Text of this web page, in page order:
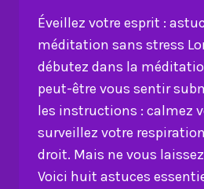
Éveillez votre esprit :
méditation sans stress
débutez dans la
peut-être vous sentir
les instructions : calmez
surveillez votre
droit. Mais ne vous
Voici huit astuces